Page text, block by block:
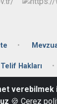
Hakları
Tekel Binası
verebilmek
🍪 Çerez